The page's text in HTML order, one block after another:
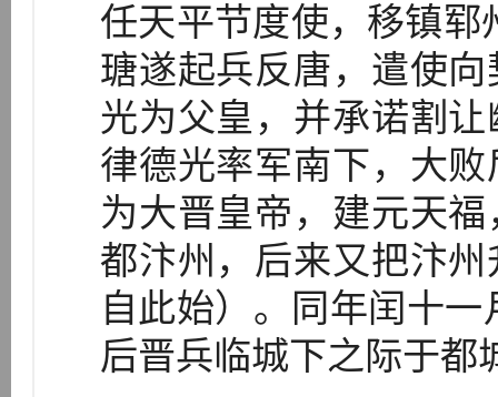
任天平节度使，移镇郓
瑭遂起兵反唐，遣使
光为父皇，并承诺割
律德光率军南下，大
为大晋皇帝，建元天
都汴州，后来又把汴
自此始）。同年闰十
后晋兵临城下之际于都